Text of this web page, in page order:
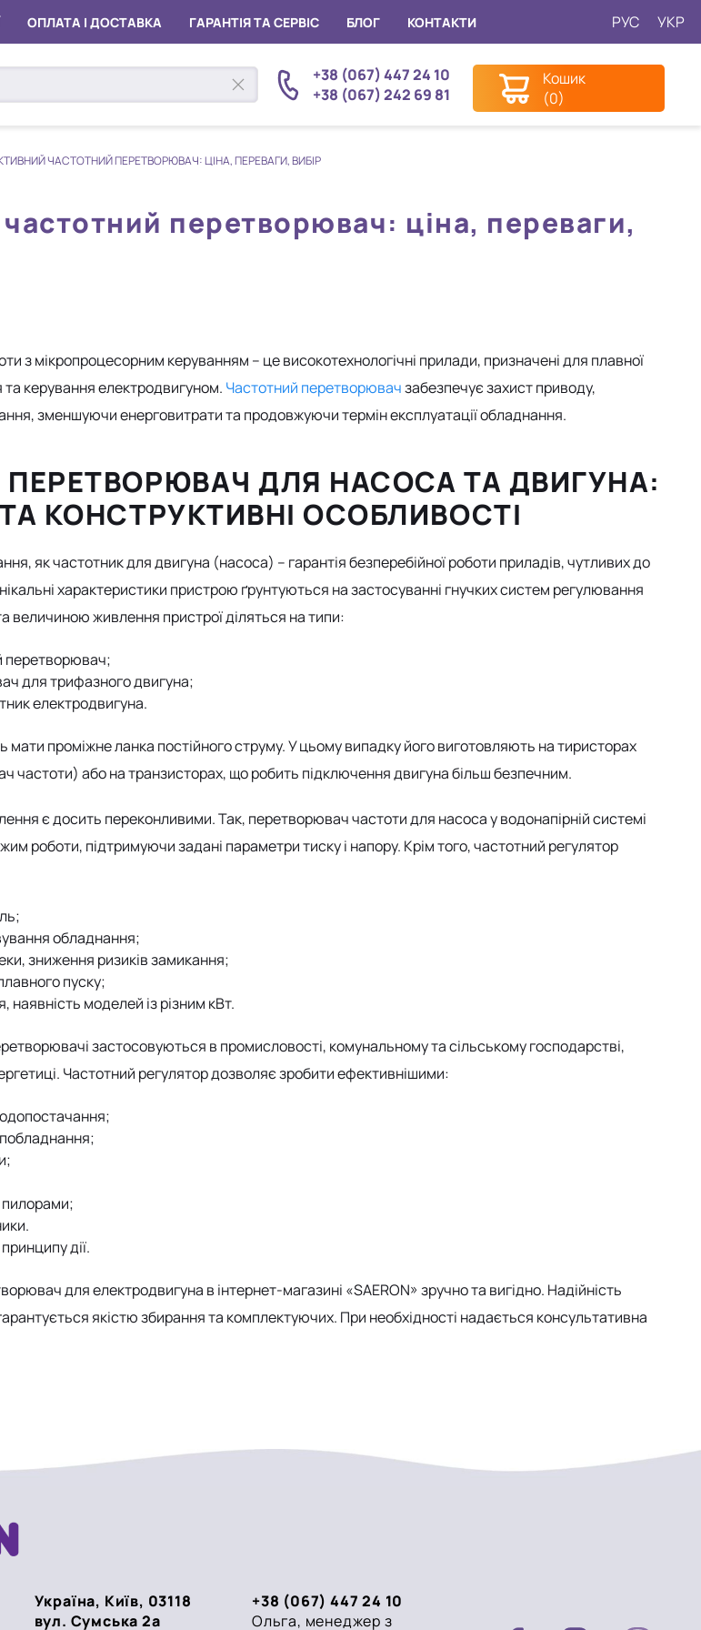
ОПЛАТА І ДОСТАВКА ГАРАНТІЯ ТА СЕРВІС БЛОГ КОНТАКТИ РУС УКР
+38 (067) 447 24 10
+38 (067) 242 69 81
Кошик
(0)
ЧАСТОТНИЙ ПЕРЕТВОРЮВАЧ: ЦІНА, ПЕРЕВАГИ, ВИБІР
перетворювач: ціна, переваги,
з мікропроцесорним керуванням – це високотехнологічні прилади, призначені для плавної
керування електродвигуном. Частотний перетворювачзабезпечує захист приводу,
зменшуючи енерговитрати та продовжуючи термін експлуатації обладнання.
ДЛЯ НАСОСА ТА ДВИГУНА:
КОНСТРУКТИВНІ ОСОБЛИВОСТІ
як частотник для двигуна (насоса) – гарантія безперебійної роботи приладів, чутливих до
характеристики пристрою ґрунтуються на застосуванні гнучких систем регулювання
величиною живлення пристрої діляться на типи:
перетворювач;
для трифазного двигуна;
електродвигуна.
мати проміжне ланка постійного струму. У цьому випадку його виготовляють на тиристорах
частоти) або на транзисторах, що робить підключення двигуна більш безпечним.
є досить переконливими. Так, перетворювач частоти для насоса у водонапірній системі
роботи, підтримуючи задані параметри тиску і напору. Крім того, частотний регулятор
обладнання;
зниження ризиків замикання;
пуску;
наявність моделей із різним кВт.
застосовуються в промисловості, комунальному та сільському господарстві,
Частотний регулятор дозволяє зробити ефективнішими:
дії.
для електродвигуна в інтернет-магазині «SAERON» зручно та вигідно. Надійність
якістю збирання та комплектуючих. При необхідності надається консультативна
Україна, Київ, 03118
вул. Сумська 2а
+38 (067) 447 24 10
Ольга, менеджер з